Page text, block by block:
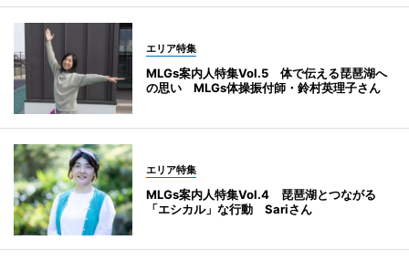
エリア特集
MLGs案内人特集Vol.5 体で伝える琵琶湖へ
の思い MLGs体操振付師・鈴村英理子さん
エリア特集
MLGs案内人特集Vol.4 琵琶湖とつながる
「エシカル」な行動 Sariさん